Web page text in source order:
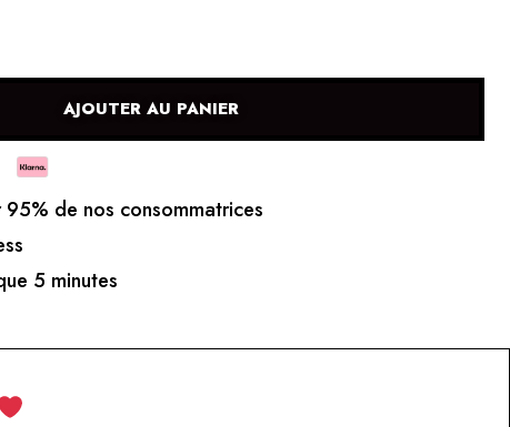
AJOUTER AU PANIER
95% de nos consommatrices
5 minutes